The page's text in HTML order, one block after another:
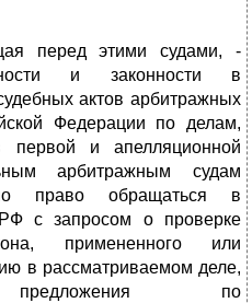
перед этими судами, -
и законности в
актов арбитражных
Федерации по делам,
и апелляционной
арбитражным судам
право обращаться в
с за­просом о проверке
примененного или
в рассматриваемом деле,
предложения по